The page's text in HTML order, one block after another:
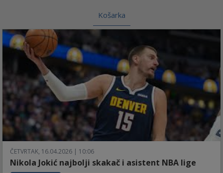
Košarka
ČETVRTAK, 16.04.2026 | 10:06
Nikola Jokić najbolji skakač i asistent NBA lige